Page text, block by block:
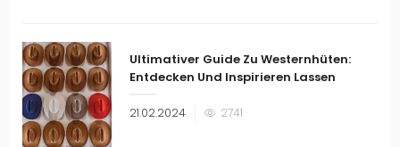
Ultimativer Guide Zu Westernhüten:
Entdecken Und Inspirieren Lassen
Veröffentlicht
21.02.2024 2741